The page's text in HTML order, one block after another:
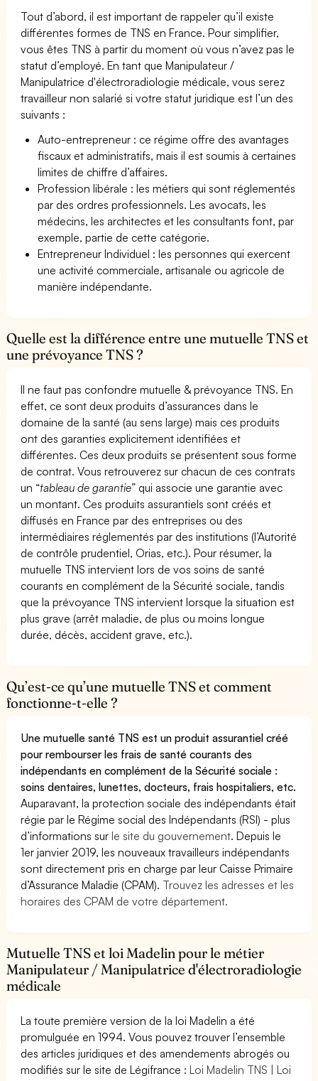
Tout d’abord, il est important de rappeler qu’il existe
différentes formes de TNS en France. Pour simplifier,
vous êtes TNS à partir du moment où vous n’avez pas le
statut d’employé. En tant que Manipulateur /
Manipulatrice d'électroradiologie médicale, vous serez
travailleur non salarié si votre statut juridique est l’un des
suivants :
Auto-entrepreneur : ce régime offre des avantages
fiscaux et administratifs, mais il est soumis à certaines
limites de chiffre d’affaires.
Profession libérale : les métiers qui sont réglementés
par des ordres professionnels. Les avocats, les
médecins, les architectes et les consultants font, par
exemple, partie de cette catégorie.
Entrepreneur Individuel : les personnes qui exercent
une activité commerciale, artisanale ou agricole de
manière indépendante.
Quelle est la différence entre une mutuelle TNS et
une prévoyance TNS ?
Il ne faut pas confondre mutuelle & prévoyance TNS. En
effet, ce sont deux produits d’assurances dans le
domaine de la santé (au sens large) mais ces produits
ont des garanties explicitement identifiées et
différentes. Ces deux produits se présentent sous forme
de contrat. Vous retrouverez sur chacun de ces contrats
un “tableau de garantie” qui associe une garantie avec
un montant. Ces produits assurantiels sont créés et
diffusés en France par des entreprises ou des
intermédiaires réglementés par des institutions (l’Autorité
de contrôle prudentiel, Orias, etc.). Pour résumer, la
mutuelle TNS intervient lors de vos soins de santé
courants en complément de la Sécurité sociale, tandis
que la prévoyance TNS intervient lorsque la situation est
plus grave (arrêt maladie, de plus ou moins longue
durée, décès, accident grave, etc.).
Qu’est-ce qu’une mutuelle TNS et comment
fonctionne-t-elle ?
Une mutuelle santé TNS est un produit assurantiel créé
pour rembourser les frais de santé courants des
indépendants en complément de la Sécurité sociale :
soins dentaires, lunettes, docteurs, frais hospitaliers, etc.
Auparavant, la protection sociale des indépendants était
régie par le Régime social des Indépendants (RSI) - plus
d’informations surle site du gouvernement. Depuis le
1er janvier 2019, les nouveaux travailleurs indépendants
sont directement pris en charge par leur Caisse Primaire
d’Assurance Maladie (CPAM). Trouvez les adresses et les
horaires des CPAM de votre département.
Mutuelle TNS et loi Madelin pour le métier
Manipulateur / Manipulatrice d'électroradiologie
médicale
La toute première version de la loi Madelin a été
promulguée en 1994. Vous pouvez trouver l’ensemble
des articles juridiques et des amendements abrogés ou
modifiés sur le site de Légifrance :Loi Madelin TNS | Loi